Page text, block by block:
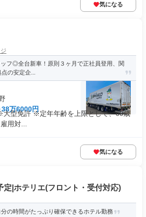
気になる
フ◎全台新車！原則３ヶ月で正社員登用、関
の安定企...
万6000円
型免許 ※定年年齢を上限として、60歳
用対...
気になる
定|ホテリエ(フロント・受付対応)
の時間がたっぷり確保できるホテル勤務